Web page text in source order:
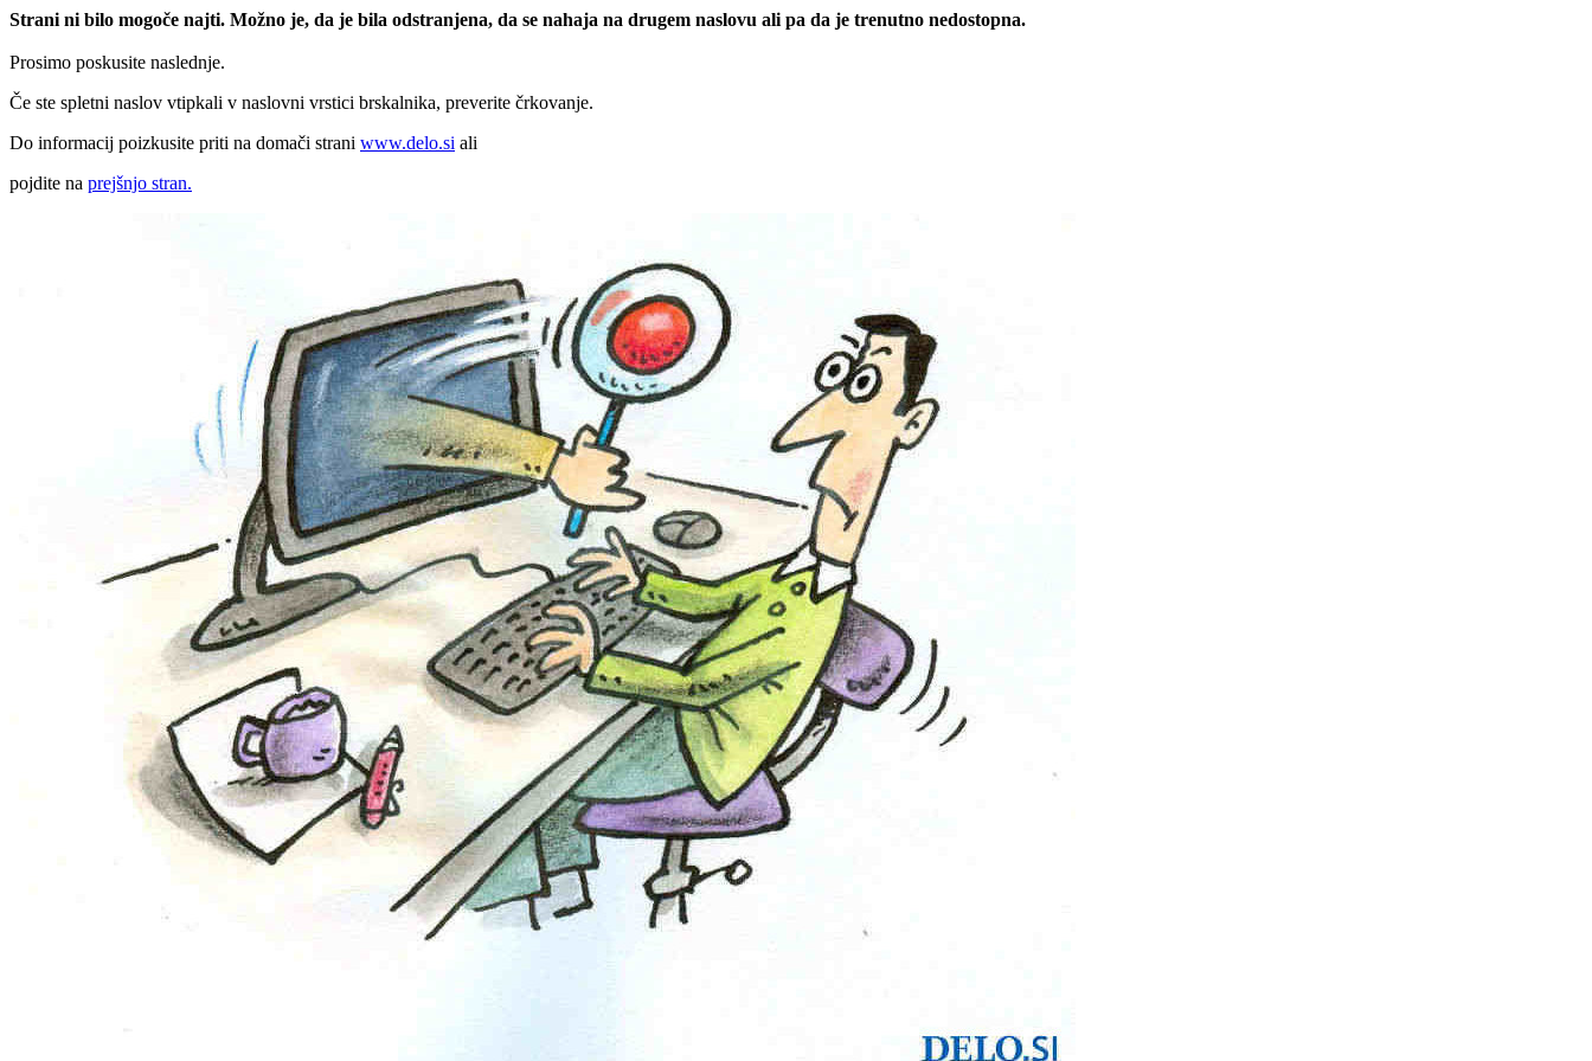
Strani ni bilo mogoče najti. Možno je, da je bila odstranjena, da se nahaja na drugem naslovu ali pa da je trenutno nedostopna.
Prosimo poskusite naslednje.
Če ste spletni naslov vtipkali v naslovni vrstici brskalnika, preverite črkovanje.
Do informacij poizkusite priti na domači strani www.delo.si ali
pojdite na prejšnjo stran.